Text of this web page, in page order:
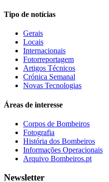
Tipo de notícias
Gerais
Locais
Internacionais
Fotorreportagem
Artigos Técnicos
Crónica Semanal
Novas Tecnologias
Áreas de interesse
Corpos de Bombeiros
Fotografia
História dos Bombeiros
Informações Operacionais
Arquivo Bombeiros.pt
Newsletter